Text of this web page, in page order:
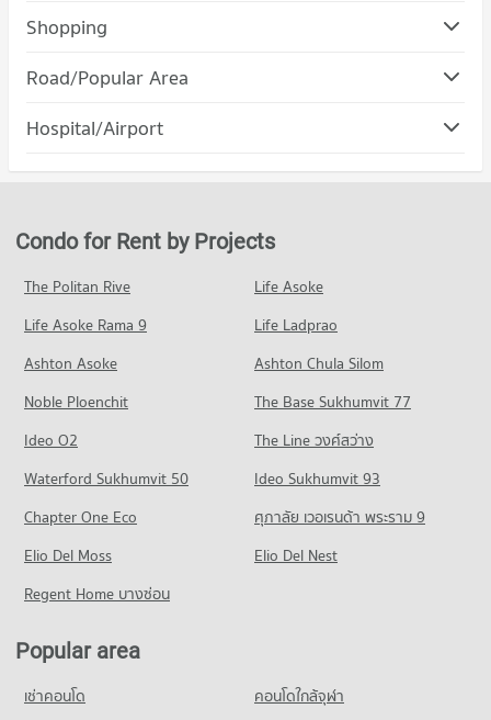
Shopping
Road/Popular Area
Condo Ramkhamhaeng Road
Condo for Rent near Ramkhamhaeng Road
Condo for Sale near Ramkhamhaeng Road
2,306 properties for sale
Condo Seri Thai Rode
PROJECT_COUNT
Condo for Rent near Seri Thai Rode
357 properties for rent
Condo for Sale near Seri Thai Rode
553 properties for sale
Condo Ramkhamhaeng 104
Condo for Rent near Ramkhamhaeng 104
0 properties for rent
Condo for Sale near Ramkhamhaeng 104
2 properties for sale
Condo Ramkhamhaeng 106
Hospital/Airport
Condo for Rent by Projects
The Politan Rive
Life Asoke
Life Asoke Rama 9
Life Ladprao
Ashton Asoke
Ashton Chula Silom
Noble Ploenchit
The Base Sukhumvit 77
Ideo O2
The Line วงศ์สว่าง
Waterford Sukhumvit 50
Ideo Sukhumvit 93
Chapter One Eco
ศุภาลัย เวอเรนด้า พระราม 9
Elio Del Moss
Elio Del Nest
Regent Home บางซ่อน
Popular area
เช่าคอนโด
คอนโดใกล้จุฬา